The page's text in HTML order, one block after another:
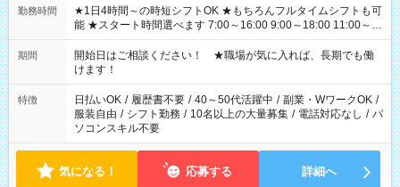
勤務時間
★1日4時間～の時短シフトOK ★もちろんフルタイムシフトも可
能 ★スタート時間選べます 7:00～16:00 9:00～18:00 11:00～
20:00 など 残業なし！ ※Wワークの場合、他のお仕事と合わせ
週40時間超の就業はご案内できません ※法令に基づき、週20時
間以上勤務は社会保険への加入対象となります ※労働者派遣法
（日雇い派遣の原則禁止）により、短時間・短期間の就業はご
案内が難しい場合があります
期間
開始日はご相談ください！ ★職場が気に入れば、長期でも働
けます！
特徴 日払いOK / 履歴書不要 / 40～50代活躍中 / 副業・WワークOK /
服装自由 / シフト勤務 / 10名以上の大量募集 / 電話対応なし / パ
ソコンスキル不要
気になる！ 応募する 詳細へ